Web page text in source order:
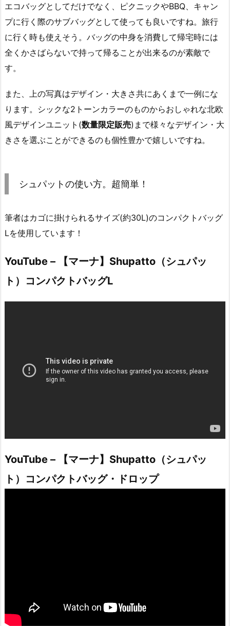
エコバッグとしてだけでなく、ピクニックやBBQ、キャン
プに行く際のサブバッグとして使っても良いですね。旅行
に行く時も使えそう。バッグの中身を消費して帰宅時には
全くかさばらないで持って帰ることが出来るのが素敵で
す。
また、上の写真はデザイン・大きさ共にあくまで一例にな
ります。シックな2トーンカラーのものからおしゃれな北欧
風デザインユニット(数量限定販売)まで様々なデザイン・大
きさを選ぶことができるのも個性豊かで嬉しいですね。
シュパットの使い方。超簡単！
筆者はカゴに掛けられるサイズ(約30L)のコンパクトバッグ
Lを使用しています！
YouTube – 【マーナ】Shupatto（シュパッ
ト）コンパクトバッグL
YouTube – 【マーナ】Shupatto（シュパッ
ト）コンパクトバッグ・ドロップ